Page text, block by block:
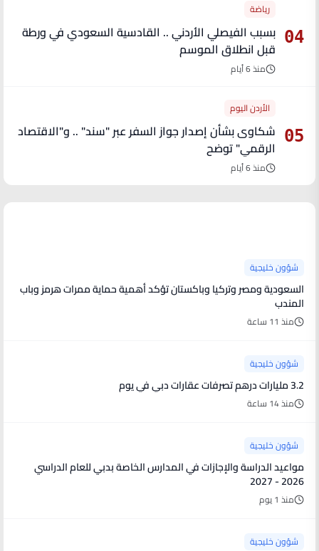
04
رياضة
بسبب الفيصلي الأردني .. القادسية السعودي في ورطة
قبل انطلاق الموسم
منذ 6 أيام
05
الأردن اليوم
شكاوى بشأن إصدار جواز السفر عبر "سند" .. و"الاقتصاد
الرقمي" توضح
منذ 6 أيام
شؤون خليجية
السعودية ومصر وتركيا وباكستان تؤكد أهمية حماية ممرات هرمز وباب
المندب
منذ 11 ساعة
شؤون خليجية
3.2 مليارات درهم تصرفات عقارات دبي في يوم
منذ 14 ساعة
شؤون خليجية
مواعيد الدراسة والإجازات في المدارس الخاصة بدبي للعام الدراسي
2026 - 2027
منذ 1 يوم
شؤون خليجية